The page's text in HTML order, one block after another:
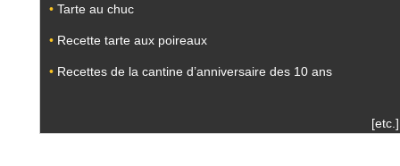
• Tarte au chuc
• Recette tarte aux poireaux
• Recettes de la cantine d’anniversaire des 10 ans
[etc.]